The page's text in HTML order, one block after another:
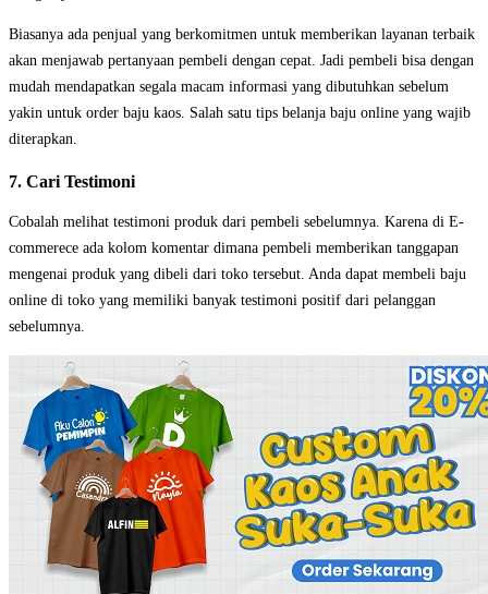
Biasanya ada penjual yang berkomitmen untuk memberikan layanan terbaik
akan menjawab pertanyaan pembeli dengan cepat. Jadi pembeli bisa dengan
mudah mendapatkan segala macam informasi yang dibutuhkan sebelum
yakin untuk order baju kaos. Salah satu tips belanja baju online yang wajib
diterapkan.
7. Cari Testimoni
Cobalah melihat testimoni produk dari pembeli sebelumnya. Karena di E-
commerece ada kolom komentar dimana pembeli memberikan tanggapan
mengenai produk yang dibeli dari toko tersebut. Anda dapat membeli baju
online di toko yang memiliki banyak testimoni positif dari pelanggan
sebelumnya.